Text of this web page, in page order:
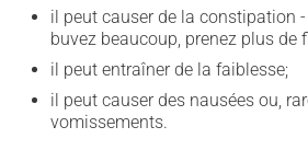
il peut causer de la constipation
buvez beaucoup, prenez plus de
il peut entraîner de la faiblesse;
il peut causer des nausées ou,
vomissements.